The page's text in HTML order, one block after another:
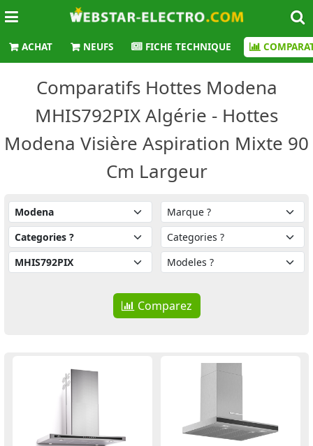
ACHAT NEUFS FICHE TECHNIQUE
Comparatifs Hottes Modena
MHIS792PIX Algérie - Hottes
Modena Visière Aspiration Mixte 90
Cm Largeur
Comparez